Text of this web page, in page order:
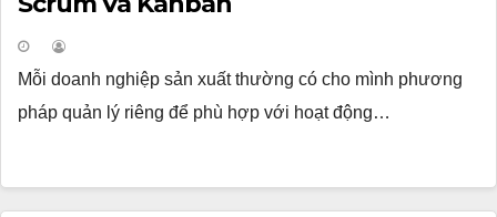
Mỗi doanh nghiệp sản xuất thường có cho mình phương
pháp quản lý riêng để phù hợp với hoạt động…